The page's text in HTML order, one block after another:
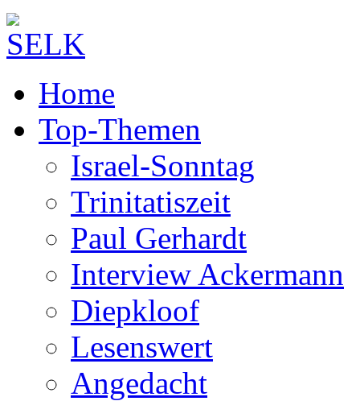
Home
Top-Themen
Israel-Sonntag
Trinitatiszeit
Paul Gerhardt
Interview Ackermann
Diepkloof
Lesenswert
Angedacht